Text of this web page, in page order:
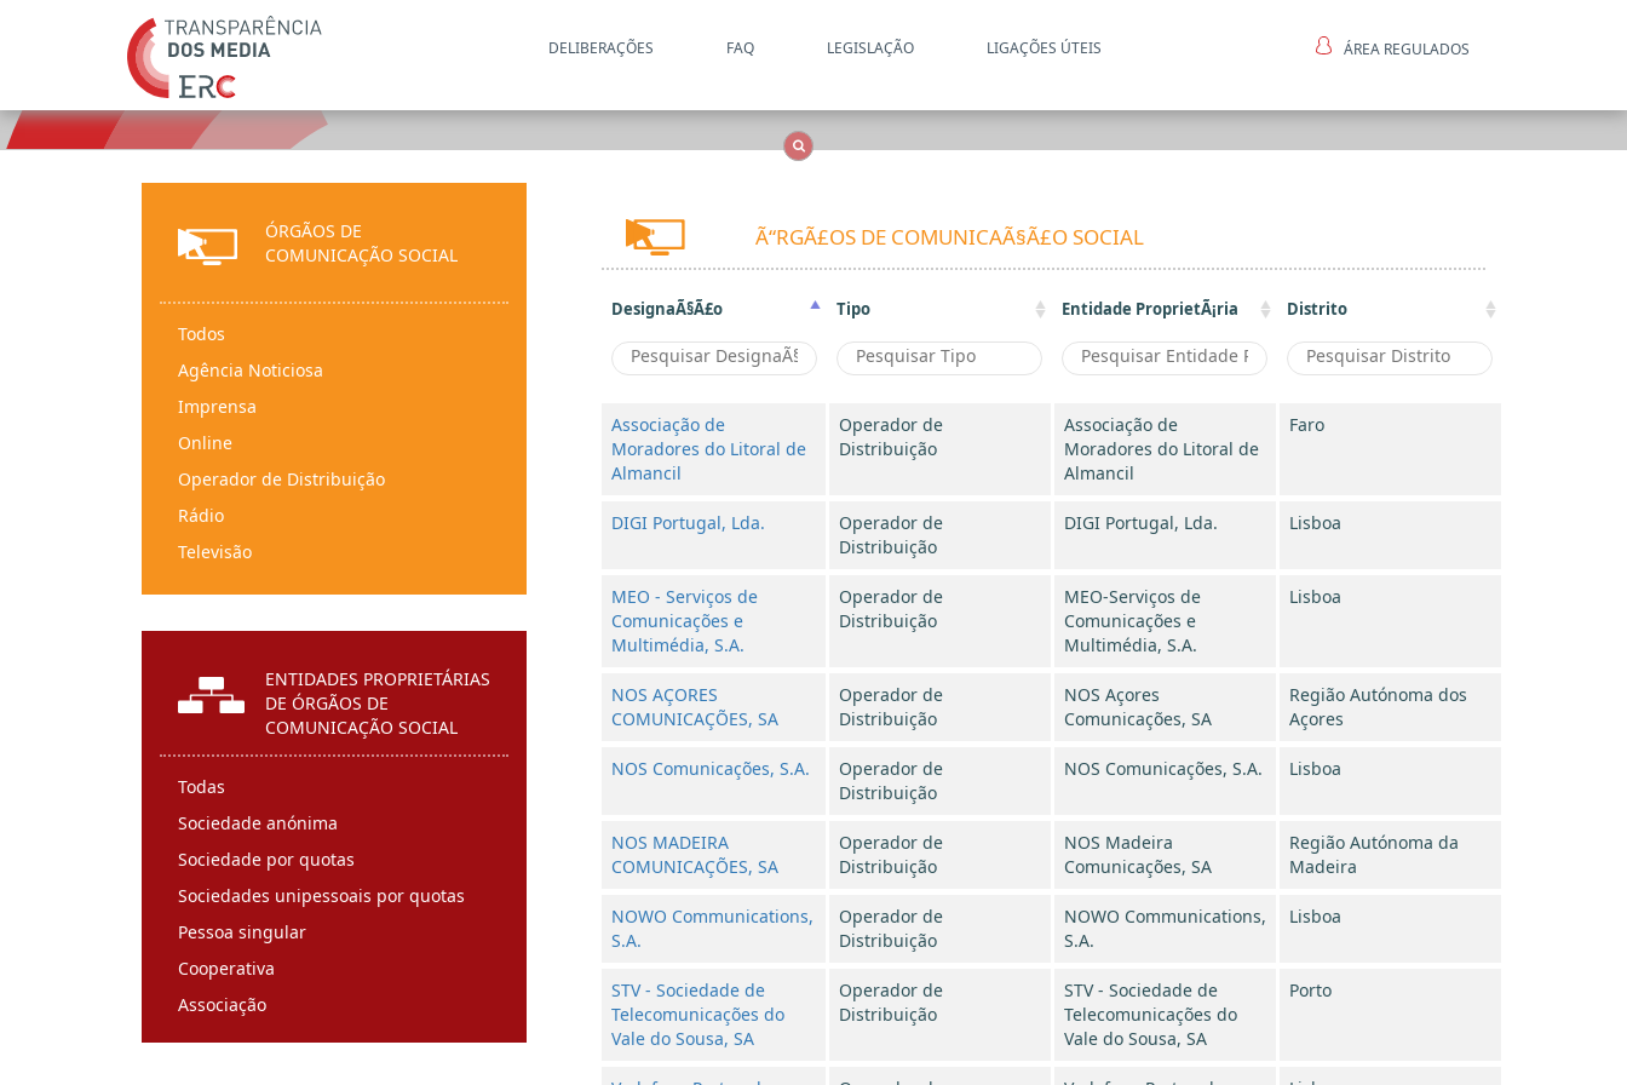
DELIBERAÇÕES FAQ LEGISLAÇÃO LIGAÇÕES ÚTEIS ÁREA REGULADOS
Ã“RGÃ£OS DE COMUNICAÃ§Ã£O SOCIAL
DesignaÃ§Ã£o Tipo Entidade ProprietÃ¡ria Distrito
Associação de
Moradores do Litoral de
Almancil
Operador de
Distribuição
Associação de
Moradores do Litoral de
Almancil
Faro
DIGI Portugal, Lda.
Operador de
Distribuição
DIGI Portugal, Lda. Lisboa
MEO - Serviços de
Comunicações e
Multimédia, S.A.
Operador de
Distribuição
MEO-Serviços de
Comunicações e
Multimédia, S.A.
Lisboa
NOS AÇORES
COMUNICAÇÕES, SA
Operador de
Distribuição
NOS Açores
Comunicações, SA
Região Autónoma dos
Açores
NOS Comunicações, S.A.
Operador de
Distribuição
NOS Comunicações, S.A. Lisboa
NOS MADEIRA
COMUNICAÇÕES, SA
Operador de
Distribuição
NOS Madeira
Comunicações, SA
Região Autónoma da
Madeira
NOWO Communications,
S.A.
Operador de
Distribuição
NOWO Communications,
S.A.
Lisboa
STV - Sociedade de
Telecomunicações do
Vale do Sousa, SA
Operador de
Distribuição
STV - Sociedade de
Telecomunicações do
Vale do Sousa, SA
Porto
ÓRGÃOS DE
COMUNICAÇÃO SOCIAL
Todos
Agência Noticiosa
Imprensa
Online
Operador de Distribuição
Rádio
Televisão
ENTIDADES PROPRIETÁRIAS
DE ÓRGÃOS DE
COMUNICAÇÃO SOCIAL
Todas
Sociedade anónima
Sociedade por quotas
Sociedades unipessoais por quotas
Pessoa singular
Cooperativa
Associação
Entidade religiosa